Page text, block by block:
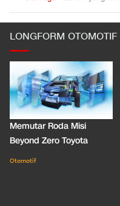
LONGFORM OTOMOTIF
Memutar Roda Misi
Beyond Zero Toyota
Otomotif